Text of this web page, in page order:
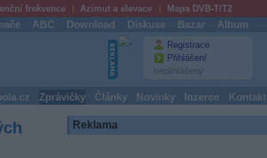
frekvence Azimut a elevace Mapa DVB-T/T2
ABC Download Diskuse Bazar Album
Registrace
Přihlášení
nepřihlášený
Zprávičky Články Novinky Inzerce Kontakt
Reklama